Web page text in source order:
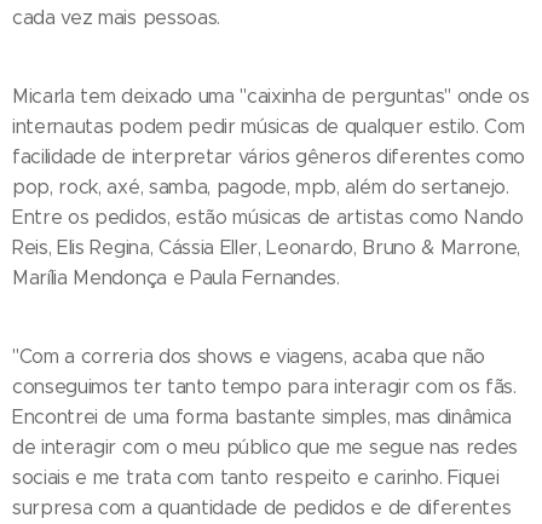
cada vez mais pessoas.
Micarla tem deixado uma "caixinha de perguntas" onde os
internautas podem pedir músicas de qualquer estilo. Com
facilidade de interpretar vários gêneros diferentes como
pop, rock, axé, samba, pagode, mpb, além do sertanejo.
Entre os pedidos, estão músicas de artistas como Nando
Reis, Elis Regina, Cássia Eller, Leonardo, Bruno & Marrone,
Marília Mendonça e Paula Fernandes.
"Com a correria dos shows e viagens, acaba que não
conseguimos ter tanto tempo para interagir com os fãs.
Encontrei de uma forma bastante simples, mas dinâmica
de interagir com o meu público que me segue nas redes
sociais e me trata com tanto respeito e carinho. Fiquei
surpresa com a quantidade de pedidos e de diferentes